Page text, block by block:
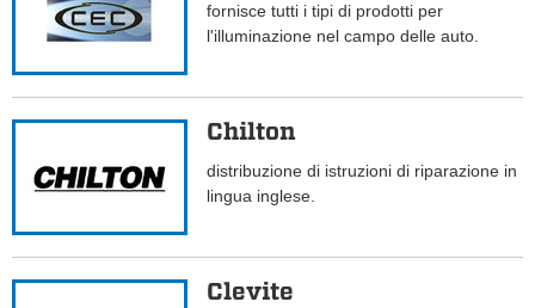
fornisce tutti i tipi di prodotti per
l'illuminazione nel campo delle auto.
Chilton
distribuzione di istruzioni di riparazione in
lingua inglese.
Clevite